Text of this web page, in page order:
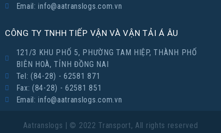
Email: info@aatranslogs.com.vn
CÔNG TY TNHH TIẾP VẬN VÀ VẬN TẢI Á ÂU
121/3 KHU PHỐ 5, PHƯỜNG TAM HIỆP, THÀNH PHỐ
BIÊN HOÀ, TỈNH ĐỒNG NAI
Tel: (84-28) - 62581 871
Fax: (84-28) - 62581 851
Email: info@aatranslogs.com.vn
Aatranslogs | © 2022 Transport, All rights reserved